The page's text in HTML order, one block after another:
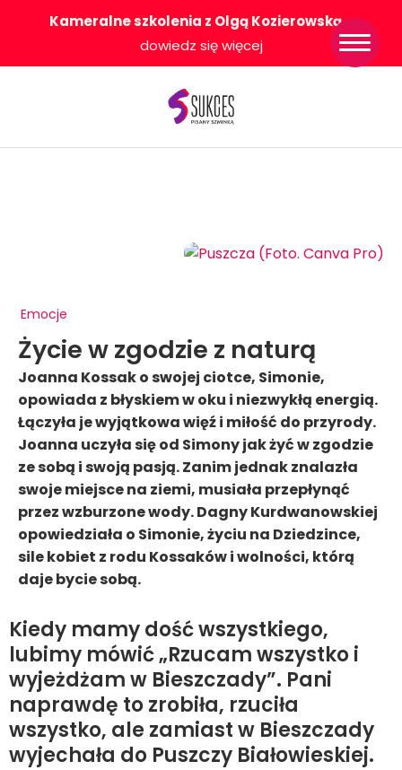
Kameralne szkolenia z Olgą Kozierowską-
dowiedz się więcej
Emocje
Życie w zgodzie z naturą
Joanna Kossak o swojej ciotce, Simonie,
opowiada z błyskiem w oku i niezwykłą energią.
Łączyła je wyjątkowa więź i miłość do przyrody.
Joanna uczyła się od Simony jak żyć w zgodzie
ze sobą i swoją pasją. Zanim jednak znalazła
swoje miejsce na ziemi, musiała przepłynąć
przez wzburzone wody. Dagny Kurdwanowskiej
opowiedziała o Simonie, życiu na Dziedzince,
sile kobiet z rodu Kossaków i wolności, którą
daje bycie sobą.
Kiedy mamy dość wszystkiego,
lubimy mówić „Rzucam wszystko i
wyjeżdżam w Bieszczady”. Pani
naprawdę to zrobiła, rzuciła
wszystko, ale zamiast w Bieszczady
wyjechała do Puszczy Białowieskiej.
Strona główna
Konkurs Sukces